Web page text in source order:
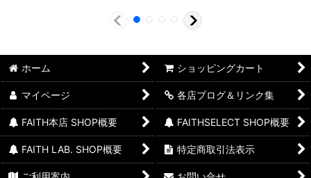
ホーム ショッピングカート
マイページ 各店ブログ＆リンク集
FAITH本店 SHOP概要 FAITHSELECT SHOP概要
FAITH LAB. SHOP概要 特定商取引法表示